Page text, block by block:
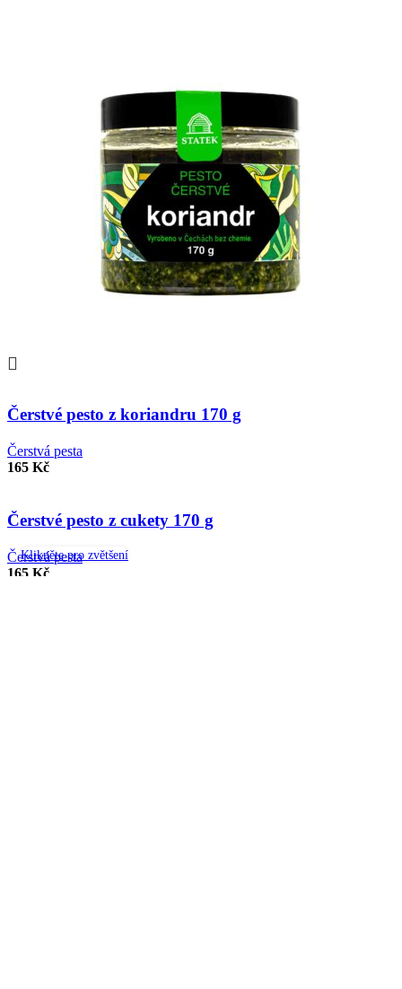
Klikněte pro zvětšení
Rychlý náhled
Přidat k oblíbeným
Čerstvé pesto z koriandru 170 g
Čerstvá pesta
165 Kč
Rychlý náhled
Přidat k oblíbeným
Čerstvé pesto z cukety 170 g
Čerstvá pesta
165 Kč